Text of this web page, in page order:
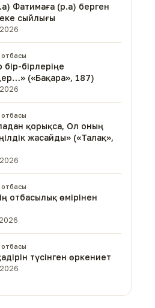
Фатимаға (р.а) берген
сыйлығы
отбасы
бірлеріңе
(«Бақара», 187)
отбасы
қорықса, Ол оның
жасайды» («Талақ»,
отбасы
отбасылық өмірінен
отбасы
түсінген өркениет